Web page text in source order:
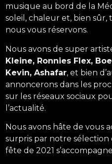
musique au bord de la
soleil, chaleur et, bien sûr,
nous vous réservons.
Nous avons de super
Kleine, Ronnies Flex,
Kevin, Ashafar, et bien
annoncerons dans les
sur les réseaux sociaux
l’actualité.
Nous avons hâte de vous
surpris par notre sélection
fête de 2021